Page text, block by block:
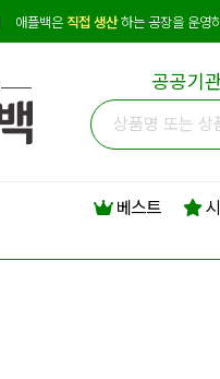
애플백은 직접 생산하는 공장을 운영
공공기
베스트